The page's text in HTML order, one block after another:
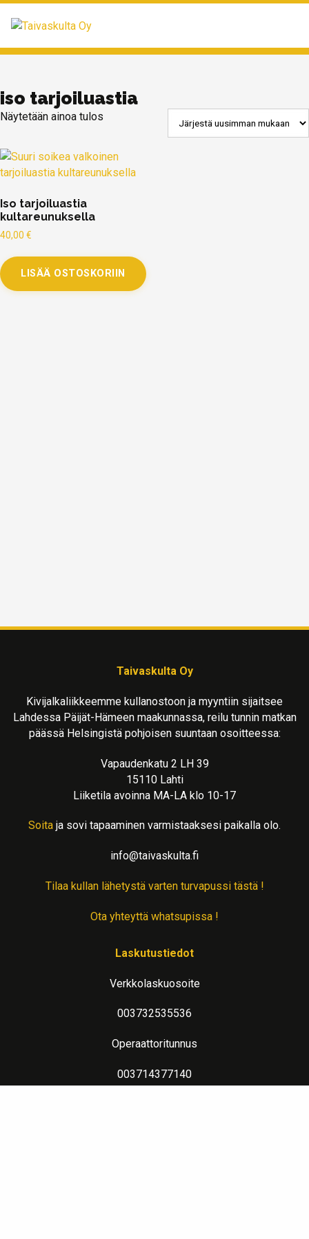
iso tarjoiluastia
Näytetään ainoa tulos
Iso tarjoiluastia
kultareunuksella
40,00 €
LISÄÄ OSTOSKORIIN
Taivaskulta Oy
Kivijalkaliikkeemme kullanostoon ja myyntiin sijaitsee
Lahdessa Päijät-Hämeen maakunnassa, reilu tunnin matkan
päässä Helsingistä pohjoisen suuntaan osoitteessa:
Vapaudenkatu 2 LH 39
15110 Lahti
Liiketila avoinna MA-LA klo 10-17
Soita ja sovi tapaaminen varmistaaksesi paikalla olo.
info@taivaskulta.fi
Tilaa kullan lähetystä varten turvapussi tästä !
Ota yhteyttä whatsupissa !
Laskutustiedot
Verkkolaskuosoite
003732535536
Operaattoritunnus
003714377140